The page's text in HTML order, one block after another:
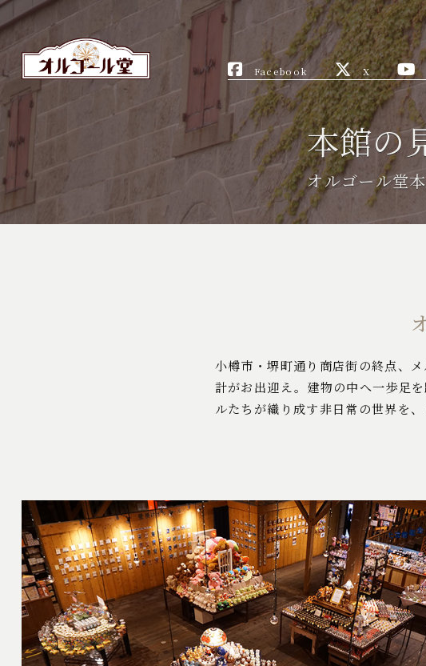
Facebook X
本館の
オルゴール堂
小樽市・堺町通り商店街の終点、
計がお出迎え。建物の中へ一歩足
ルたちが織り成す非日常の世界を